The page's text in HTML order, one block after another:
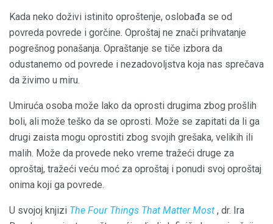
Kada neko doživi istinito oproštenje, oslobađa se od
povreda povrede i gorčine. Oproštaj ne znači prihvatanje
pogrešnog ponašanja. Opraštanje se tiče izbora da
odustanemo od povrede i nezadovoljstva koja nas sprečava
da živimo u miru.
Umiruća osoba može lako da oprosti drugima zbog prošlih
boli, ali može teško da se oprosti. Može se zapitati da li ga
drugi zaista mogu oprostiti zbog svojih grešaka, velikih ili
malih. Može da provede neko vreme tražeći druge za
oproštaj, tražeći veću moć za oproštaj i ponudi svoj oproštaj
onima koji ga povrede.
U svojoj knjizi The Four Things That Matter Most , dr. Ira